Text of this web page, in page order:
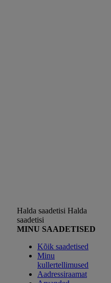
Halda saadetisi Halda
saadetisi
MINU SAADETISED
Kõik saadetised
Minu
kullertellimused
Aadressiraamat